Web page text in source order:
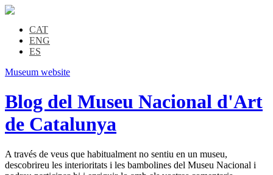
CAT
ENG
ES
Museum website
Blog del Museu Nacional d'Art
de Catalunya
A través de veus que habitualment no sentiu en un museu,
descobrireu les interioritats i les bambolines del Museu Nacional i